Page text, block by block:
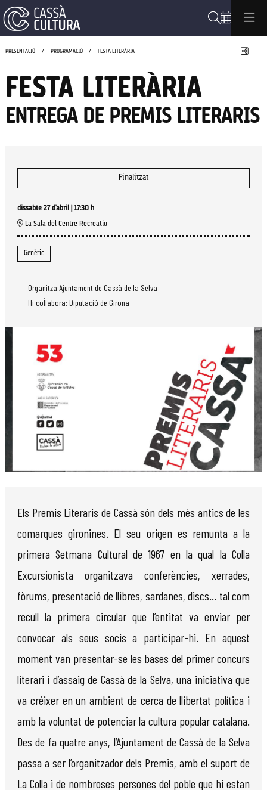
PRESENTACIÓ PROGRAMACIÓ FESTA LITERÀRIA
FESTA LITERÀRIA
ENTREGA DE PREMIS LITERARIS
Finalitzat
dissabte 27 d’abril
17:30 h
La Sala del Centre Recreatiu
Genèric
Organitza:Ajuntament de Cassà de la Selva
Hi col·labora: Diputació de Girona
Els Premis Literaris de Cassà són dels més antics de les
comarques gironines. El seu origen es remunta a la
primera Setmana Cultural de 1967 en la qual la Colla
Excursionista organitzava conferències, xerrades,
fòrums, presentació de llibres, sardanes, discs... tal com
recull la primera circular que l’entitat va enviar per
convocar als seus socis a participar-hi. En aquest
moment van presentar-se les bases del primer concurs
literari i d’assaig de Cassà de la Selva, una iniciativa que
va créixer en un ambient de cerca de llibertat política i
amb la voluntat de potenciar la cultura popular catalana.
Des de fa quatre anys, l’Ajuntament de Cassà de la Selva
passa a ser l’organitzador dels Premis, amb el suport de
La Colla i de nombroses persones del poble que hi estan